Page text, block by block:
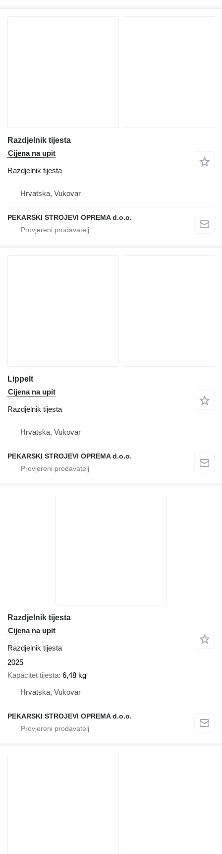
Razdjelnik tijesta
Cijena na upit
Razdjelnik tijesta
Hrvatska, Vukovar
PEKARSKI STROJEVI OPREMA d.o.o.
Lippelt
Cijena na upit
Razdjelnik tijesta
Hrvatska, Vukovar
PEKARSKI STROJEVI OPREMA d.o.o.
Razdjelnik tijesta
Cijena na upit
Razdjelnik tijesta
2025
Kapacitet tijesta 6,48 kg
Hrvatska, Vukovar
PEKARSKI STROJEVI OPREMA d.o.o.